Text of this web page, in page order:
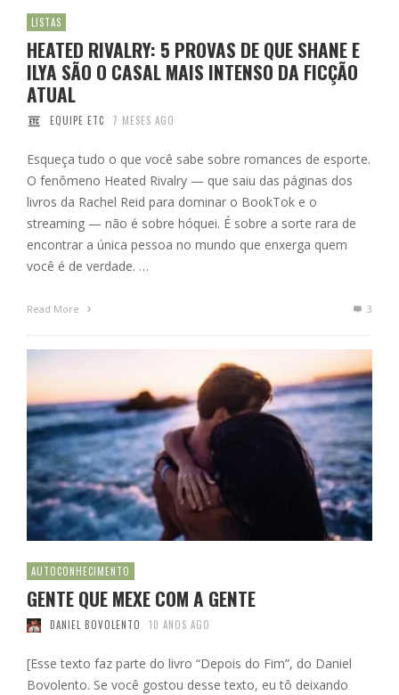
LISTAS
HEATED RIVALRY: 5 PROVAS DE QUE SHANE E
ILYA SÃO O CASAL MAIS INTENSO DA FICÇÃO
ATUAL
EQUIPE ETC 7 MESES AGO
Esqueça tudo o que você sabe sobre romances de esporte.
O fenômeno Heated Rivalry — que saiu das páginas dos
livros da Rachel Reid para dominar o BookTok e o
streaming — não é sobre hóquei. É sobre a sorte rara de
encontrar a única pessoa no mundo que enxerga quem
você é de verdade. …
Read More 3
AUTOCONHECIMENTO
GENTE QUE MEXE COM A GENTE
DANIEL BOVOLENTO 10 ANOS AGO
[Esse texto faz parte do livro “Depois do Fim”, do Daniel
Bovolento. Se você gostou desse texto, eu tô deixando